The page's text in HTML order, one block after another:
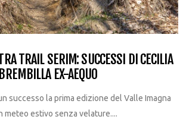
TRAIL SERIM: SUCCESSI DI CECILIA
EX-AEQUO
successo la prima edizione del Valle Imagna
meteo estivo senza velature....